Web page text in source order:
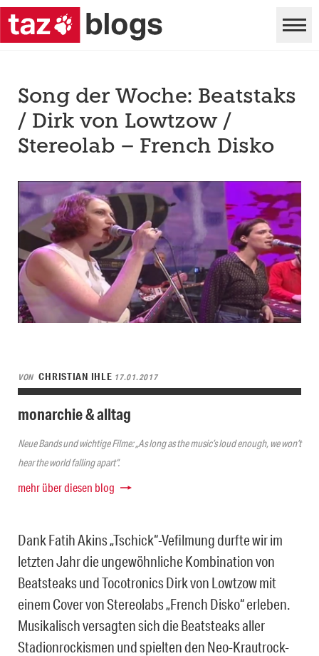
Song der Woche: Beatstaks
/ Dirk von Lowtzow /
Stereolab – French Disko
VON CHRISTIAN IHLE 17.01.2017
monarchie & alltag
Neue Bands und wichtige Filme: „As long as the music’s loud enough, we won’t
hear the world falling apart“.
mehr über diesen blog
Dank Fatih Akins „Tschick“-Vefilmung durfte wir im
letzten Jahr die ungewöhnliche Kombination von
Beatsteaks und Tocotronics Dirk von Lowtzow mit
einem Cover von Stereolabs „French Disko“ erleben.
Musikalisch versagten sich die Beatsteaks aller
Stadionrockismen und spielten den Neo-Krautrock-